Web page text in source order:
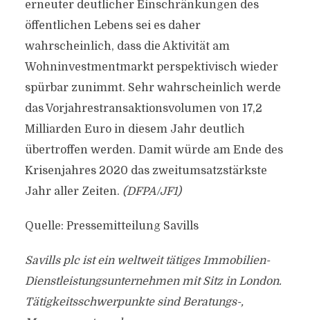
erneuter deutlicher Einschränkungen des
öffentlichen Lebens sei es daher
wahrscheinlich, dass die Aktivität am
Wohninvestmentmarkt perspektivisch wieder
spürbar zunimmt. Sehr wahrscheinlich werde
das Vorjahrestransaktionsvolumen von 17,2
Milliarden Euro in diesem Jahr deutlich
übertroffen werden. Damit würde am Ende des
Krisenjahres 2020 das zweitumsatzstärkste
Jahr aller Zeiten. (DFPA/JF1)
Quelle: Pressemitteilung Savills
Savills plc ist ein weltweit tätiges Immobilien-
Dienstleistungsunternehmen mit Sitz in London.
Tätigkeitsschwerpunkte sind Beratungs-,